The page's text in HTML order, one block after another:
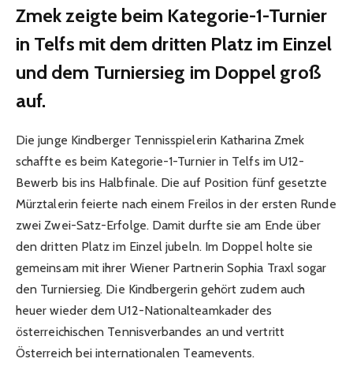
Zmek zeigte beim Kategorie-1-Turnier
in Telfs mit dem dritten Platz im Einzel
und dem Turniersieg im Doppel groß
auf.
Die junge Kindberger Tennisspielerin Katharina Zmek
schaffte es beim Kategorie-1-Turnier in Telfs im U12-
Bewerb bis ins Halbfinale. Die auf Position fünf gesetzte
Mürztalerin feierte nach einem Freilos in der ersten Runde
zwei Zwei-Satz-Erfolge. Damit durfte sie am Ende über
den dritten Platz im Einzel jubeln. Im Doppel holte sie
gemeinsam mit ihrer Wiener Partnerin Sophia Traxl sogar
den Turniersieg. Die Kindbergerin gehört zudem auch
heuer wieder dem U12-Nationalteamkader des
österreichischen Tennisverbandes an und vertritt
Österreich bei internationalen Teamevents.